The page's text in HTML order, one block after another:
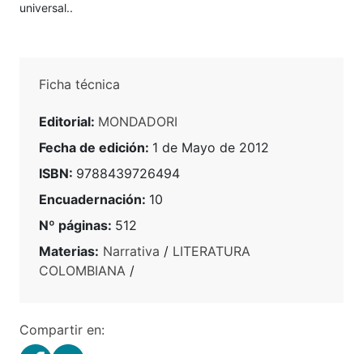
universal..
Ficha técnica
Editorial: MONDADORI
Fecha de edición: 1 de Mayo de 2012
ISBN: 9788439726494
Encuadernación: 10
Nº páginas: 512
Materias: Narrativa / LITERATURA
COLOMBIANA /
Compartir en: